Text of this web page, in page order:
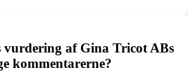
vurdering af Gina Tricot ABs
kommentarerne?